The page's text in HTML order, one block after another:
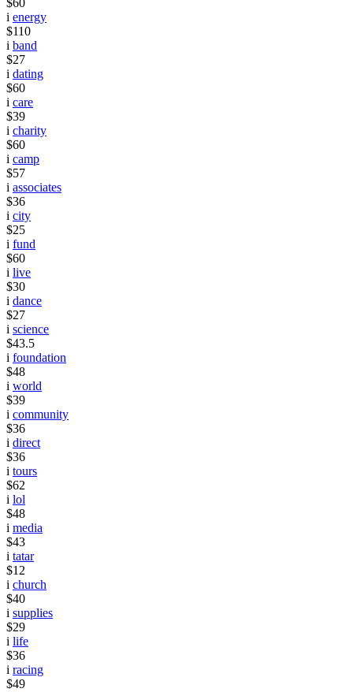
$60
i energy
$110
i band
$27
i dating
$60
i care
$39
i charity
$60
i camp
$57
i associates
$36
i city
$25
i fund
$60
i live
$30
i dance
$27
i science
$43.5
i foundation
$48
i world
$39
i community
$36
i direct
$36
i tours
$62
i lol
$48
i media
$43
i tatar
$12
i church
$40
i supplies
$29
i life
$36
i racing
$49